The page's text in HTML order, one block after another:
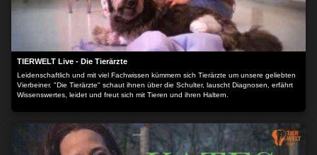
TIERWELT Live - Die Tierärzte
Leidenschaftlich und mit viel Fachwissen kümmern sich Tierärzte um unsere geliebten
Vierbeiner. "Die Tierärzte" schaut ihnen über die Schulter, lauscht Diagnosen, erfährt
Wissenswertes, leidet und freut sich mit Tieren und ihren Haltern.